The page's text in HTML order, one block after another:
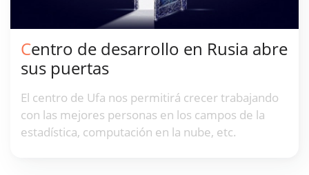
Centro de desarrollo en Rusia abre
sus puertas
El centro de Ufa nos permitirá crecer trabajando
con las mejores personas en los campos de la
estadística, computación en la nube, etc.